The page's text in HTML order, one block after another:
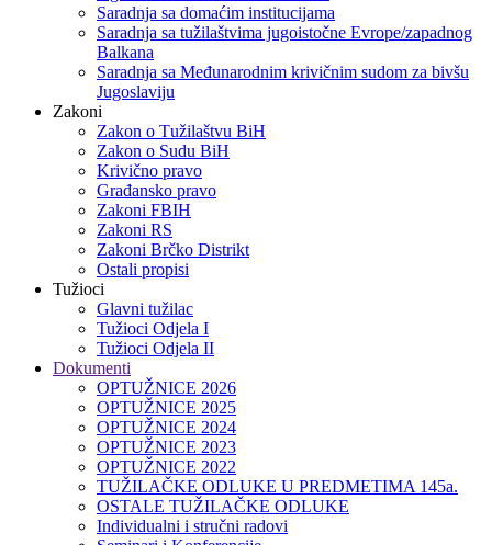
Saradnja sa domaćim institucijama
Saradnja sa tužilaštvima jugoistočne Evrope/zapadnog
Balkana
Saradnja sa Međunarodnim krivičnim sudom za bivšu
Jugoslaviju
Zakoni
Zakon o Тužilaštvu BiH
Zakon o Sudu BiH
Krivično pravo
Građansko pravo
Zakoni FBIH
Zakoni RS
Zakoni Brčko Distrikt
Ostali propisi
Tužioci
Glavni tužilac
Tužioci Odjela I
Tužioci Odjela II
Dokumenti
OPTUŽNICE 2026
OPTUŽNICE 2025
OPTUŽNICE 2024
OPTUŽNICE 2023
OPTUŽNICE 2022
TUŽILAČKE ODLUKE U PREDMETIMA 145a.
OSTALE TUŽILAČKE ODLUKE
Individualni i stručni radovi